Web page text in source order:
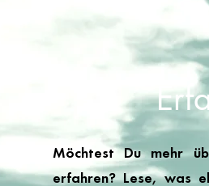
Möchtest Du mehr
erfahren? Lese, was